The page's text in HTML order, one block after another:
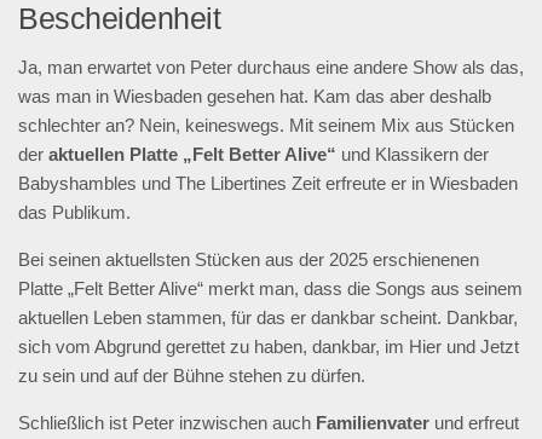
Bescheidenheit
Ja, man erwartet von Peter durchaus eine andere Show als das,
was man in Wiesbaden gesehen hat. Kam das aber deshalb
schlechter an? Nein, keineswegs. Mit seinem Mix aus Stücken
der aktuellen Platte „Felt Better Alive“ und Klassikern der
Babyshambles und The Libertines Zeit erfreute er in Wiesbaden
das Publikum.
Bei seinen aktuellsten Stücken aus der 2025 erschienenen
Platte „Felt Better Alive“ merkt man, dass die Songs aus seinem
aktuellen Leben stammen, für das er dankbar scheint. Dankbar,
sich vom Abgrund gerettet zu haben, dankbar, im Hier und Jetzt
zu sein und auf der Bühne stehen zu dürfen.
Schließlich ist Peter inzwischen auch Familienvater und erfreut